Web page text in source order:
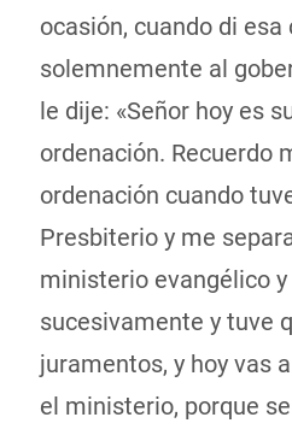
ocasión, cuando di
solemnemente al
le dije: «Señor hoy es
ordenación. Recuerdo
ordenación cuando
Presbiterio y me
ministerio evangélico
sucesivamente y tuve
juramentos, y hoy vas
el ministerio, porque